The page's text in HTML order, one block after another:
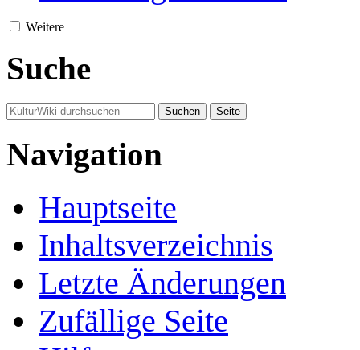
Weitere
Suche
Navigation
Hauptseite
Inhaltsverzeichnis
Letzte Änderungen
Zufällige Seite